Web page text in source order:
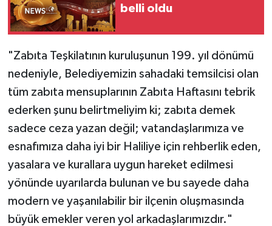
belli oldu
"Zabıta Teşkilatının kuruluşunun 199. yıl dönümü
nedeniyle, Belediyemizin sahadaki temsilcisi olan
tüm zabıta mensuplarının Zabıta Haftasını tebrik
ederken şunu belirtmeliyim ki; zabıta demek
sadece ceza yazan değil; vatandaşlarımıza ve
esnafımıza daha iyi bir Haliliye için rehberlik eden,
yasalara ve kurallara uygun hareket edilmesi
yönünde uyarılarda bulunan ve bu sayede daha
modern ve yaşanılabilir bir ilçenin oluşmasında
büyük emekler veren yol arkadaşlarımızdır."